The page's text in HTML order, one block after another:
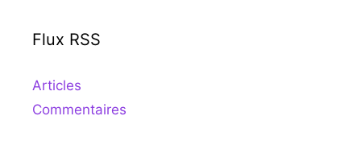
Flux RSS
Articles
Commentaires